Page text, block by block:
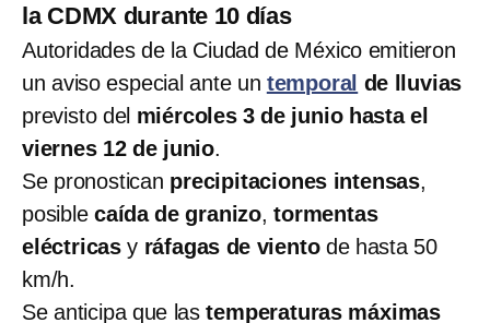
la CDMX durante 10 días
Autoridades de la Ciudad de México emitieron
un aviso especial ante un temporal de lluvias
previsto del miércoles 3 de junio hasta el
viernes 12 de junio.
Se pronostican precipitaciones intensas,
posible caída de granizo,tormentas
eléctricas y ráfagas de vientode hasta 50
km/h.
Se anticipa que lastemperaturas máximas